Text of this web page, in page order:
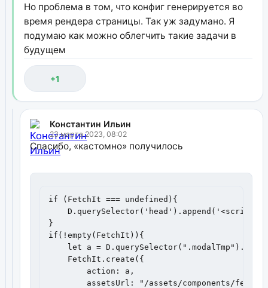
Но проблема в том, что конфиг генерируется во
время рендера страницы. Так уж задумано. Я
подумаю как можно облегчить такие задачи в
будущем
+1
Константин Ильин
23 марта 2023, 08:02
Спасибо, «кастомно» получилось
if (FetchIt === undefined){
D.querySelector('head').append('<script
}
if(!empty(FetchIt)){
let a =
    FetchIt.create({
        action: a,
assetsUrl: "/assets/components/